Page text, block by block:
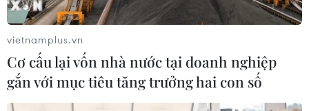
trọng trước tình hình Trung Đông
06/08/2026 09:03
Giá vàng tăng phiên thứ tư liên tiếp,
vietnamplus.vn
Cơ cấu lại vốn nhà nước tại doanh nghiệp
gắn với mục tiêu tăng trưởng hai con số